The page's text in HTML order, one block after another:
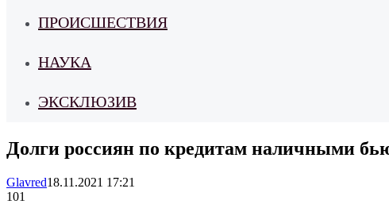
ПРОИСШЕСТВИЯ
НАУКА
ЭКСКЛЮЗИВ
Долги россиян по кредитам наличными
Glavred18.11.2021 17:21
101